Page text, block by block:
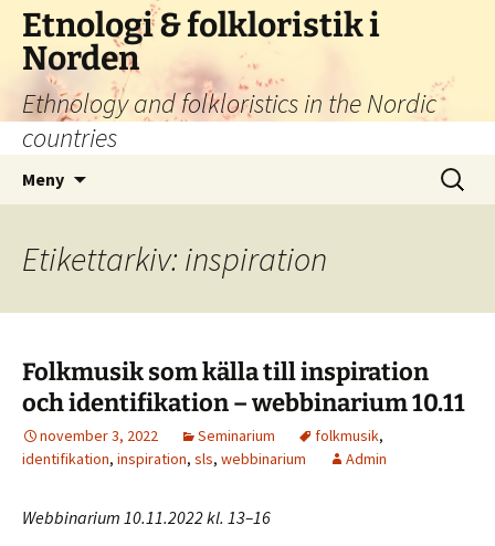
Hoppa
innehåll
Etnologi & folkloristik i
Norden
Ethnology and folkloristics in the Nordic
countries
Meny
Sök
efter:
Etikettarkiv: inspiration
Folkmusik som källa till inspiration
och identifikation – webbinarium 10.11
november 3, 2022 Seminarium folkmusik,
identifikation, inspiration, sls, webbinarium Admin
Webbinarium 10.11.2022 kl. 13–16